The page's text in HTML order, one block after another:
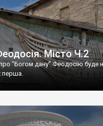
Місто Ч.2
"Богом дану" Феодосію буде
перша.